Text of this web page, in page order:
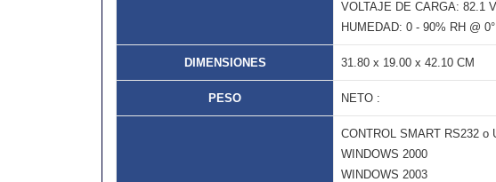
VOLTAJE DE CARGA: 82.1
HUMEDAD: 0 - 90% RH @
DIMENSIONES 31.80 x 19.00 x 42.10 CM
PESO NETO :
CONTROL SMART RS232 o
WINDOWS 2000
WINDOWS 2003